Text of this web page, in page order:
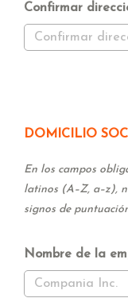
Confirmar
DOMICILIO
En los campos
latinos (A–Z, a–z),
signos de
Nombre de la